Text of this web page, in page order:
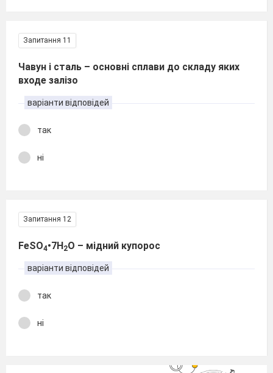
Запитання 11
Чавун і сталь – основні сплави до складу яких
входе залізо
варіанти відповідей
так
ні
Запитання 12
FeSО4•7H2О – мідний купорос
варіанти відповідей
так
ні